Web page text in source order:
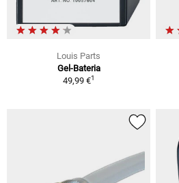
Louis Parts
Gel-Bateria
49,99 €1